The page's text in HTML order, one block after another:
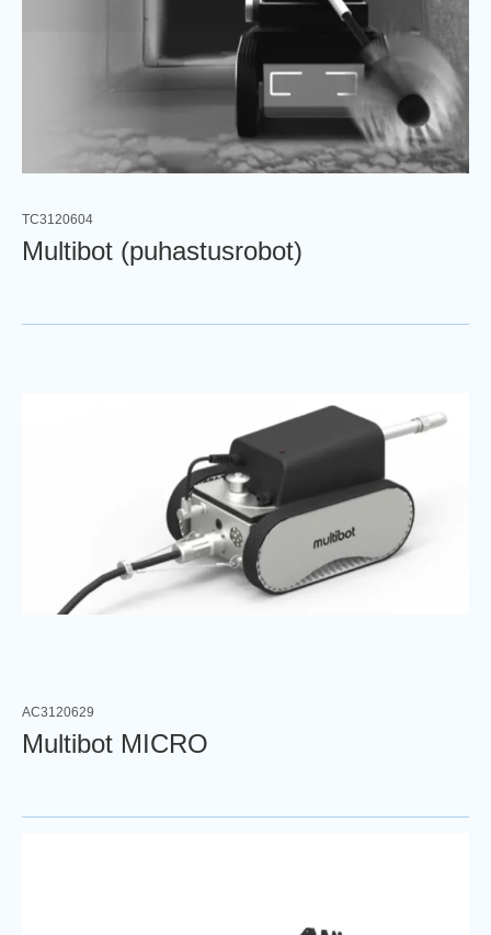
TC3120604
Multibot (puhastusrobot)
AC3120629
Multibot MICRO